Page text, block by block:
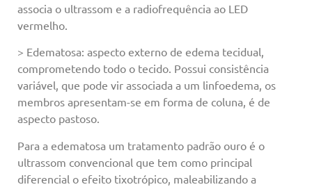
associa o ultrassom e a radiofrequência ao LED
vermelho.
> Edematosa: aspecto externo de edema tecidual,
comprometendo todo o tecido. Possui consistência
variável, que pode vir associada a um linfoedema, os
membros apresentam-se em forma de coluna, é de
aspecto pastoso.
Para a edematosa um tratamento padrão ouro é o
ultrassom convencional que tem como principal
diferencial o efeito tixotrópico, maleabilizando a